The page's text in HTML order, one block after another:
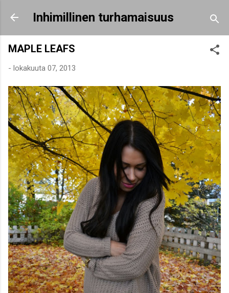
Siirry pääsisältöön
Inhimillinen turhamaisuus
MAPLE LEAFS
- lokakuuta 07, 2013